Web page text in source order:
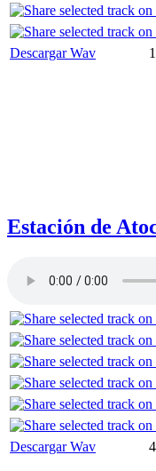
Descargar Wav
Estación de
Descargar Wav